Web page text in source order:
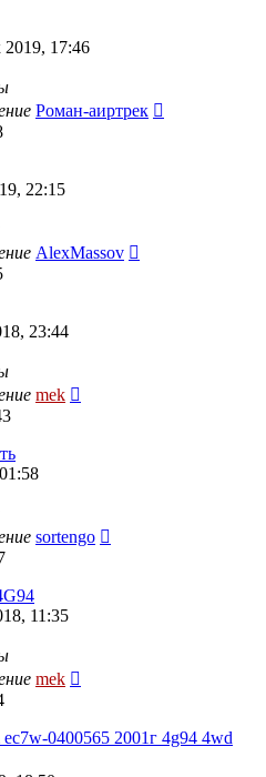
2019, 17:46
Роман-аиртрек
22:15
AlexMassov
23:44
mek
sortengo
11:35
mek
0400565 2001г 4g94 4wd